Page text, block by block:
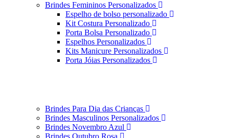
Brindes Femininos Personalizados
Espelho de bolso personalizado
Kit Costura Personalizado
Porta Bolsa Personalizado
Espelhos Personalizados
Kits Manicure Personalizados
Porta Jóias Personalizados
Brindes Para Dia das Crianças
Brindes Masculinos Personalizados
Brindes Novembro Azul
Brindes Outubro Rosa